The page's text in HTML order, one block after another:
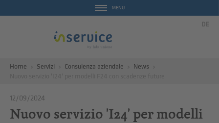
MENU
DE
Home Servizi Consulenza aziendale
News
12/09/2024
Nuovo servizio 'I24' per modelli